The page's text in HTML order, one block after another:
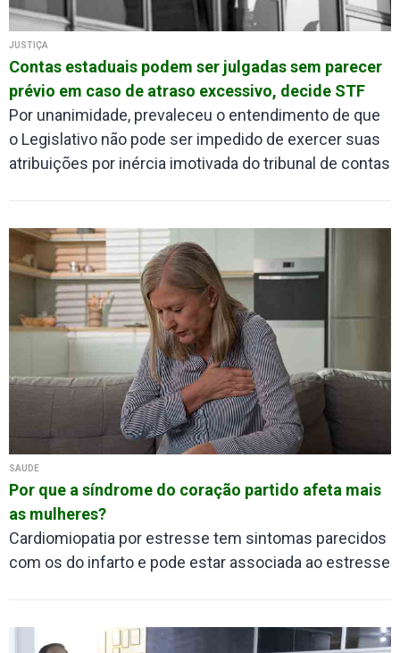
JUSTIÇA
Contas estaduais podem ser julgadas sem parecer
prévio em caso de atraso excessivo, decide STF
Por unanimidade, prevaleceu o entendimento de que
o Legislativo não pode ser impedido de exercer suas
atribuições por inércia imotivada do tribunal de contas
SAÚDE
Por que a síndrome do coração partido afeta mais
as mulheres?
Cardiomiopatia por estresse tem sintomas parecidos
com os do infarto e pode estar associada ao estresse